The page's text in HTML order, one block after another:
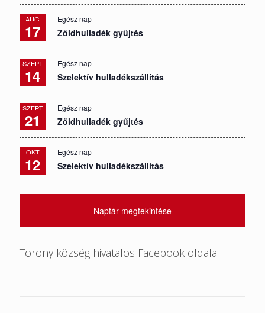
AUG
17
Egész nap
Zöldhulladék gyűjtés
SZEPT
14
Egész nap
Szelektív hulladékszállítás
SZEPT
21
Egész nap
Zöldhulladék gyűjtés
OKT
12
Egész nap
Szelektív hulladékszállítás
Naptár megtekintése
Torony község hivatalos Facebook oldala